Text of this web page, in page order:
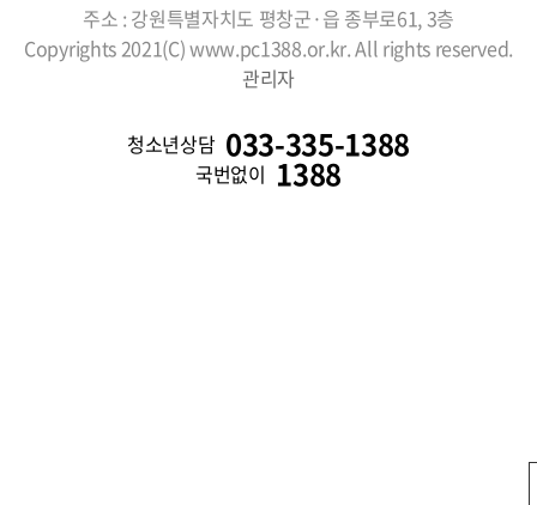
주소 : 강원특별자치도 평창군·읍 종부로61, 3층
Copyrights 2021(C) www.pc1388.or.kr. All rights reserved.
관리자
청소년상담 033-335-1388
국번없이 1388